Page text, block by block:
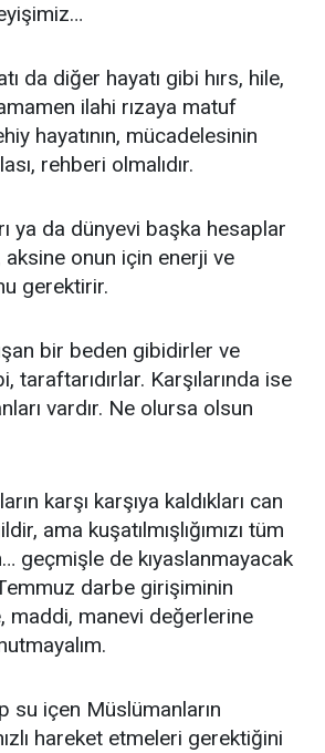
da diğer hayatı gibi hırs, hile,
ilahi rızaya matuf
hayatının, mücadelesinin
rehberi olmalıdır.
ya da dünyevi başka hesaplar
onun için enerji ve
gerektirir.
bir beden gibidirler ve
taraftarıdırlar. Karşılarında ise
vardır. Ne olursa olsun
karşı karşıya kaldıkları can
ama kuşatılmışlığımızı tüm
geçmişle de kıyaslanmayacak
darbe girişiminin
maddi, manevi değerlerine
su içen Müslümanların
hareket etmeleri gerektiğini